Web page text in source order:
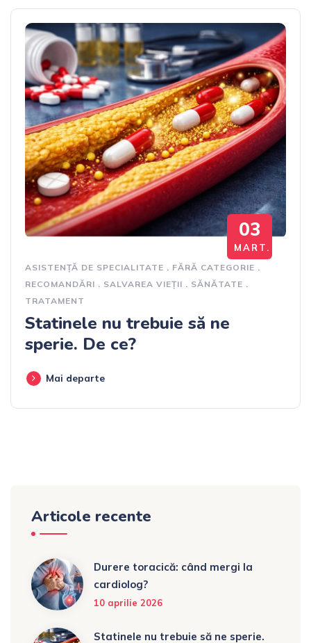
03
MART.
ASISTENȚĂ DE SPECIALITATE . FĂRĂ CATEGORIE .
RECOMANDĂRI . SALVAREA VIEȚII . SĂNĂTATE .
TRATAMENT
Statinele nu trebuie să ne
sperie. De ce?
Mai departe
Articole recente
Durere toracică: când mergi la
cardiolog?
10 aprilie 2026
Statinele nu trebuie să ne sperie.